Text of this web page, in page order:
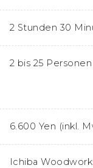
2 Stunden 30
2 bis 25 Personen
6.600 Yen (inkl.
Ichiba